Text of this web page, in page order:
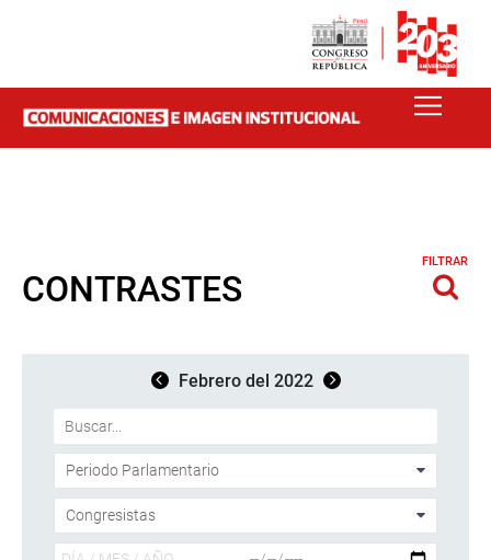
CONTRASTES
FILTRAR
Febrero del 2022